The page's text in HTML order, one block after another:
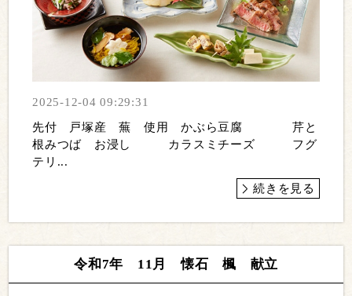
2025-12-04 09:29:31
先付 戸塚産 蕪 使用 かぶら豆腐 芹と
根みつば お浸し カラスミチーズ フグ
テリ...
続きを見る
令和7年 11月 懐石 楓 献立